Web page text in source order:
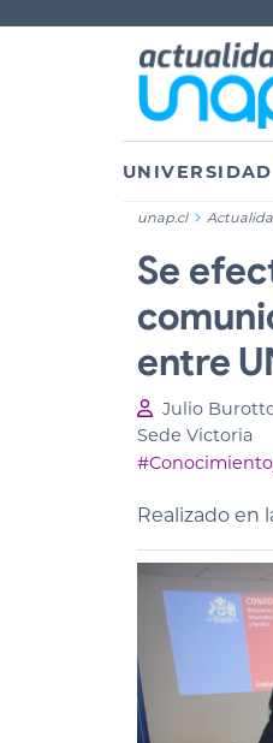
UNIVERSIDAD
unap.cl
Se
entre
Julio
Sede Victoria
Realizado en